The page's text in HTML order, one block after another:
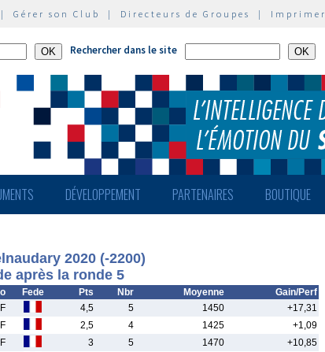
Gérer son Club | Directeurs de Groupes | Imprimer
Rechercher dans le site
DÉVELOPPEMENT PARTENAIRES BOUTIQUE
2020 (-2200)
après la ronde 5
Fede Pts Nbr Moyenne
Gain/Perf
4,5 5 1450
+17,31
2,5 4 1425
+1,09
3 5 1470
+10,85